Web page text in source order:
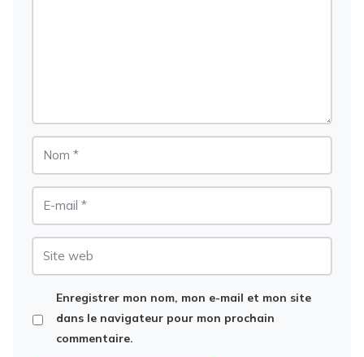
Enregistrer mon nom, mon e-mail et mon site
dans le navigateur pour mon prochain
commentaire.